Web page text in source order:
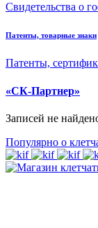
Свидетельства о
Патенты, товарные знаки
Патенты,
«СК-Партнер»
Записей не
Популярно о